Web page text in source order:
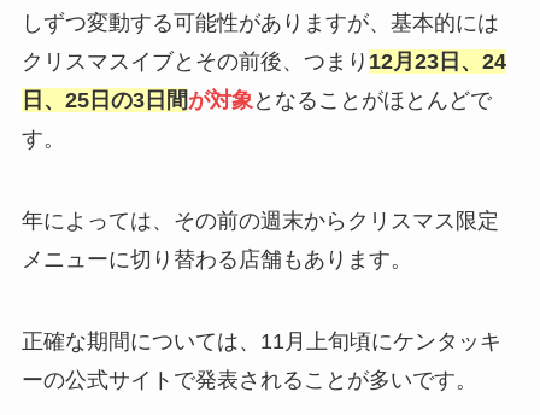
しずつ変動する可能性がありますが、基本的には
クリスマスイブとその前後、つまり 12月23日、24
日、25日の3日間が対象となることがほとんどで
す。
年によっては、その前の週末からクリスマス限定
メニューに切り替わる店舗もあります。
正確な期間については、11月上旬頃にケンタッキ
ーの公式サイトで発表されることが多いです。